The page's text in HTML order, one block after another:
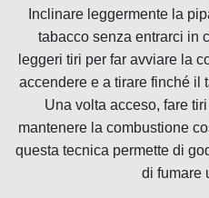
Inclinare leggermente la
tabacco senza entrarci in
leggeri tiri per far avviare la
accendere e a tirare finché il
Una volta acceso, fare
mantenere la combustione
questa tecnica permette di
di fumare